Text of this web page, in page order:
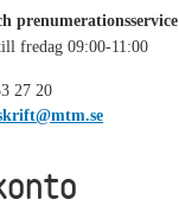
prenumerationsservice
fredag 09:00-11:00
27 20